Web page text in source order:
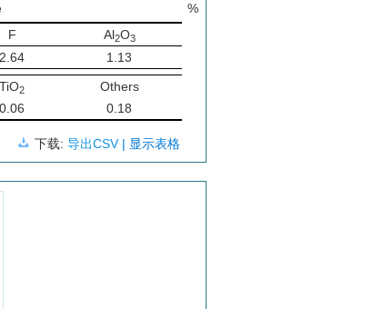
%
F Al2O3
2.64
1.13
TiO2
Others
0.06 0.18
下载: 导出CSV | 显示表格